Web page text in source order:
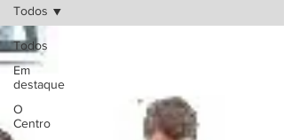
Todos
Em
destaque
O
Centro
Todos